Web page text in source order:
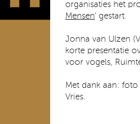
organisaties het
Mensen' gestart.
Jonna van Ulzen
korte presentatie
voor vogels,
Met dank aan:
Vries.